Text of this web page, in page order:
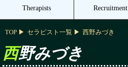
Therapists Recruitment
TOP セラピスト一覧 西野みづき
西野みづき